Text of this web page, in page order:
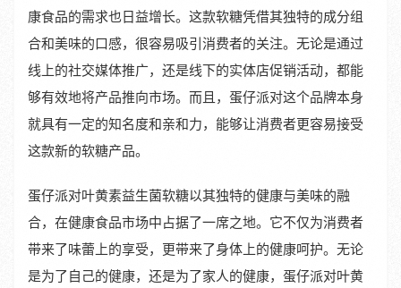
康食品的需求也日益增长。这款软糖凭借其独特的成分组
合和美味的口感，很容易吸引消费者的关注。无论是通过
线上的社交媒体推广，还是线下的实体店促销活动，都能
够有效地将产品推向市场。而且，蛋仔派对这个品牌本身
就具有一定的知名度和亲和力，能够让消费者更容易接受
这款新的软糖产品。
蛋仔派对叶黄素益生菌软糖以其独特的健康与美味的融
合，在健康食品市场中占据了一席之地。它不仅为消费者
带来了味蕾上的享受，更带来了身体上的健康呵护。无论
是为了自己的健康，还是为了家人的健康，蛋仔派对叶黄